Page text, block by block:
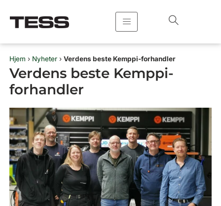
rett
Hjem › Nyheter › Verdens beste Kemppi-forhandler
Verdens beste Kemppi-
forhandler